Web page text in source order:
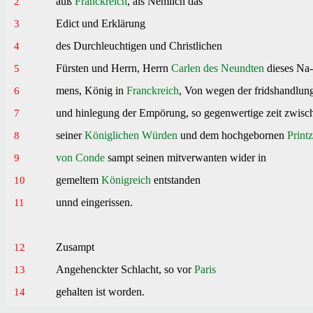
3 Edictund Erklärung
4 des Durchleuchtigenund Christlichen
5 Fürsten und Herrn, HerrnCarlen des Neundten dieses Na-
6 mens, König inFranckreich, Von wegen der
7 und hinlegung derEmpörung, so gegenwertige zeit
8 seiner Königlichen Würden und dem hochgebornen
9 von Conde sampt seinen mitverwanten wider in
10 gemeltemKönigreich entstanden
11 unnd eingerissen.
12 Zusampt
13 Angehenckter Schlacht, so vorParis
14 gehaltenist worden.